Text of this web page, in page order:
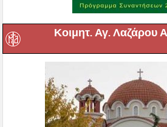
Κοιμητ. Αγ. Λαζάρου